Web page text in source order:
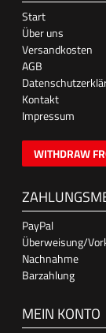
Start
Über uns
Versandkosten
AGB
Kontakt
Impressum
WITHDRAW
PayPal
Überweisung/
Nachnahme
Barzahlung
MEIN KONTO